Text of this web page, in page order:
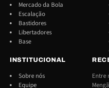
Mercado da Bola
Escalação
Bastidores
Libertadores
Base
INSTITUCIONAL
Sobre nós
Equipe
Entre